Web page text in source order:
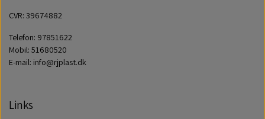
CVR: 39674882
Telefon: 97851622
Mobil: 51680520
E-mail: info@rjplast.dk
Links